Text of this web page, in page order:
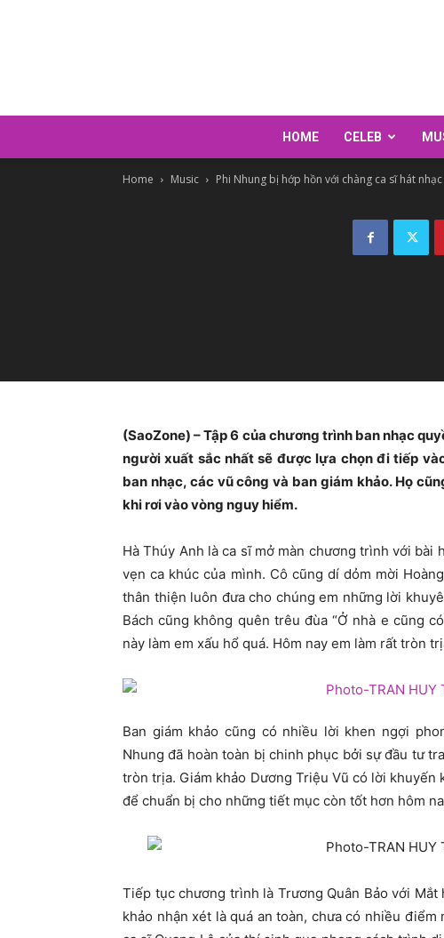
HOME CELEB
Home Music Phi Nhung bị hớp hồn với chàng ca sĩ hát
(SaoZone) – Tập 6 của chương trình ban nhạc
người xuất sắc nhất sẽ được lựa chọn đi tiếp
ban nhạc, các vũ công và ban giám khảo. Họ
khi rơi vào vòng nguy hiểm.
Hà Thúy Anh là ca sĩ mở màn chương trình với
vẹn ca khúc của mình. Cô cũng dí dỏm mời
thân thiện luôn đưa cho chúng em những lời
Bách cũng không quên trêu đùa “Ở nhà e cũng
này làm em xấu hổ quá. Hôm nay em làm rất tròn
Ban giám khảo cũng có nhiều lời khen ngợi
Nhung đã hoàn toàn bị chinh phục bởi sự đầu tư
tròn trịa. Giám khảo Dương Triệu Vũ có lời khuyến
để chuẩn bị cho những tiết mục còn tốt hơn hôm
Tiếp tục chương trình là Trương Quân Bảo với
khảo nhận xét là quá an toàn, chưa có nhiều